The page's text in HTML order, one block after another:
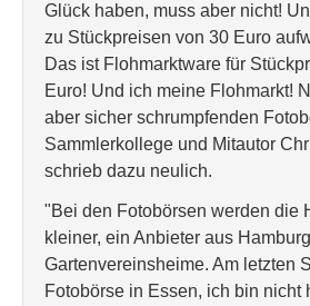
Glück haben, muss aber nicht!
zu Stückpreisen von 30 Euro
Das ist Flohmarktware für
Euro! Und ich meine Flohmarkt!
aber sicher schrumpfenden
Sammlerkollege und Mitautor
schrieb dazu neulich.
"Bei den Fotobörsen werden die
kleiner, ein Anbieter aus
Gartenvereinsheime. Am letzten
Fotobörse in Essen, ich bin nicht